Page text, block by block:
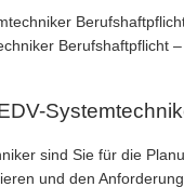
Berufshaftpflicht
sind Sie für die
und den